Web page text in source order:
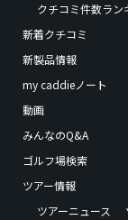
クチコミ件数ラン
新着クチコミ
新製品情報
my caddieノート
動画
みんなのQ&A
ゴルフ場検索
ツアー情報
ツアーニュース